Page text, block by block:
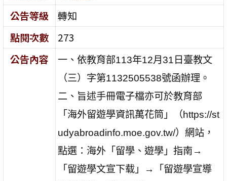
公告等級
轉知
點閱次數
273
公告內容
一、依教育部113年12月31日臺教文
（三）字第1132505538號函辦理。
二、旨述手冊電子檔亦可於教育部
「海外留遊學資訊萬花筒」（https://st
udyabroadinfo.moe.gov.tw/）網站，
點選：海外「留學、遊學」指南→
「留遊學文宣下载」→「留遊學宣導